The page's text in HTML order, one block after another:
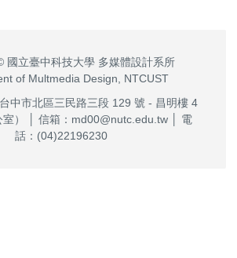
國立臺中科技大學 多媒體設計系所
of Multmedia Design, NTCUST
中市北區三民路三段 129 號 - 昌明樓 4
室） │ 信箱：md00@nutc.edu.tw │ 電
話：(04)22196230